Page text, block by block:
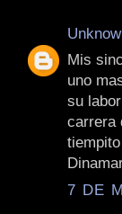
Mis
uno
su
carrera
7 DE